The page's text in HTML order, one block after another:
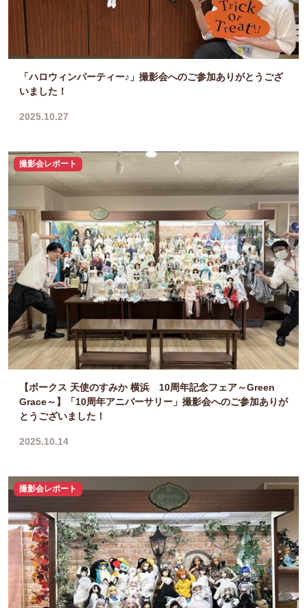
「ハロウィンパーティー♪」撮影会へのご参加ありがとうござ
いました！
2025.10.27
撮影会レポート
【ボークス 天使のすみか 横浜 10周年記念フェア～Green
Grace～】「10周年アニバーサリー」撮影会へのご参加ありが
とうございました！
2025.10.14
撮影会レポート